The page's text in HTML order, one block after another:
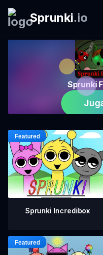
Sprunki.io
Sprunki
Sprunki Incredibox